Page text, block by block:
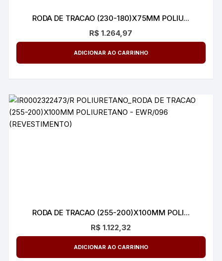
RODA DE TRACAO (230-180)X75MM POLIU...
R$ 1.264,97
ADICIONAR AO CARRINHO
RODA DE TRACAO (255-200)X100MM POLI...
R$ 1.122,32
ADICIONAR AO CARRINHO